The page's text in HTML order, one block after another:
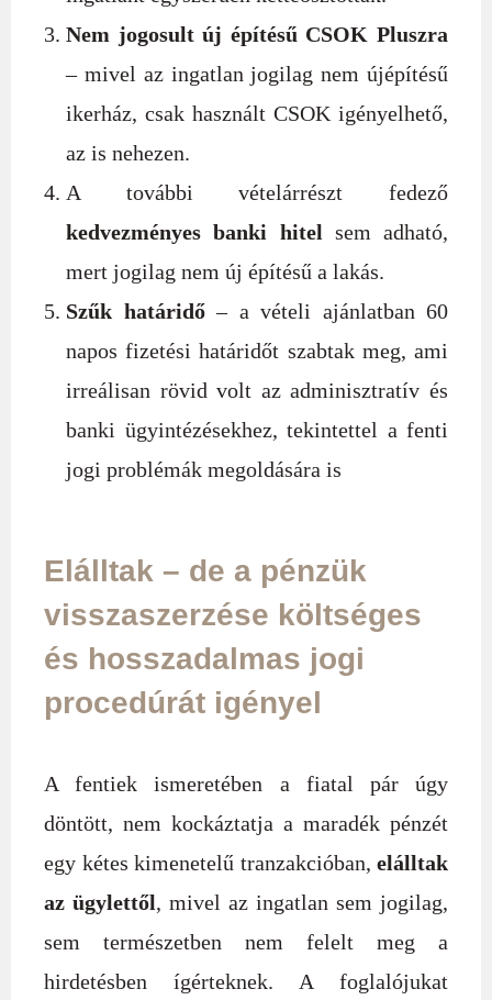
Nem jogosult új építésű CSOK Pluszra
– mivel az ingatlan jogilag nem újépítésű
ikerház, csak használt CSOK igényelhető,
az is nehezen.
A további vételárrészt fedező
kedvezményes banki hitel sem adható,
mert jogilag nem új építésű a lakás​.
Szűk határidő– a vételi ajánlatban 60
napos fizetési határidőt szabtak meg, ami
irreálisan rövid volt az adminisztratív és
banki ügyintézésekhez, tekintettel a fenti
jogi problémák megoldására is
Elálltak – de a pénzük
visszaszerzése költséges
és hosszadalmas jogi
procedúrát igényel
A fentiek ismeretében a fiatal pár úgy
döntött, nem kockáztatja a maradék pénzét
egy kétes kimenetelű tranzakcióban, elálltak
az ügylettől, mivel az ingatlan sem jogilag,
sem természetben nem felelt meg a
hirdetésben ígérteknek. A foglalójukat